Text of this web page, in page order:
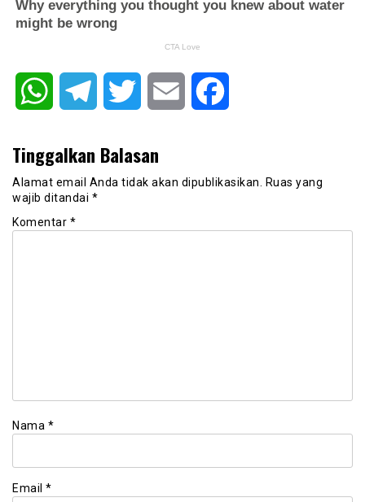
WhatsAppTelegram Twitter Email
Tinggalkan Balasan
Alamat email Anda tidak akan dipublikasikan.
Ruas yang
wajib ditandai *
Komentar *
Nama *
Email *